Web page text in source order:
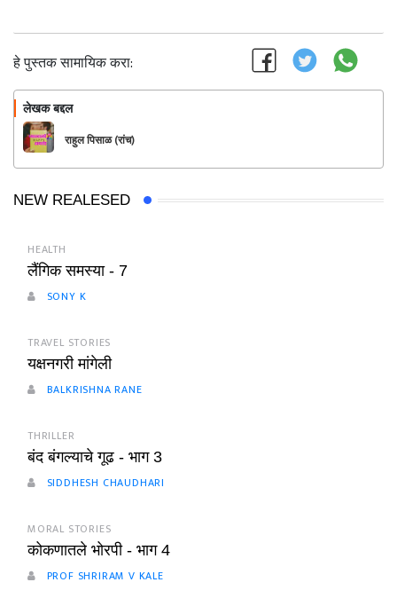
हे पुस्तक सामायिक करा:
लेखक बद्दल
राहुल पिसाळ (रांच)
NEW REALESED
HEALTH
लैंगिक समस्या - 7
SONY K
TRAVEL STORIES
यक्षनगरी मांगेली
BALKRISHNA RANE
THRILLER
बंद बंगल्याचे गूढ - भाग 3
SIDDHESH CHAUDHARI
MORAL STORIES
कोकणातले भोरपी - भाग 4
PROF SHRIRAM V KALE